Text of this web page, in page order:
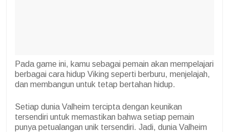
Pada game ini, kamu sebagai pemain akan mempelajari
berbagai cara hidup Viking seperti berburu, menjelajah,
dan membangun untuk tetap bertahan hidup.
Setiap dunia Valheim tercipta dengan keunikan
tersendiri untuk memastikan bahwa setiap pemain
punya petualangan unik tersendiri. Jadi, dunia Valheim